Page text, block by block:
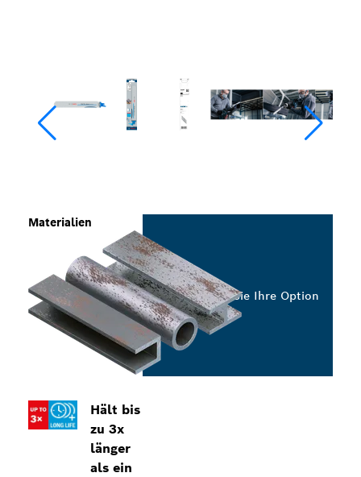
Hält bis
zu 3x
länger
als ein
Materialien
Wählen Sie Ihre Option